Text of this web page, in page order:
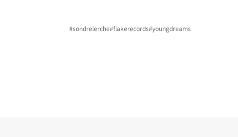
#sondrelerche#flakerecords#youngdreams